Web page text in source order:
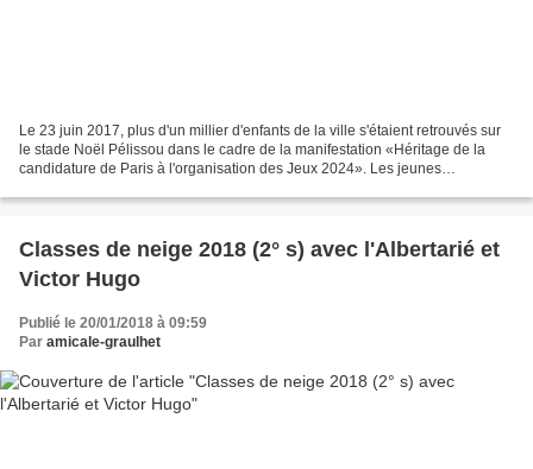
Le 23 juin 2017, plus d'un millier d'enfants de la ville s'étaient retrouvés sur
le stade Noël Pélissou dans le cadre de la manifestation «Héritage de la
candidature de Paris à l'organisation des Jeux 2024». Les jeunes
Classes de neige 2018 (2° s) avec l'Albertarié et
Victor Hugo
Publié le 20/01/2018 à 09:59
Par amicale-graulhet